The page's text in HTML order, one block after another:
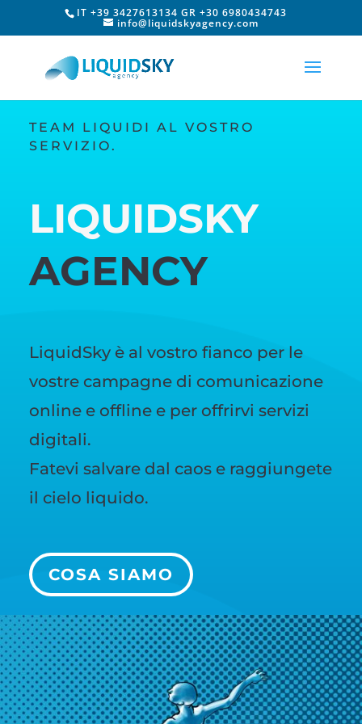
IT +39 3427613134 GR +30 6980434743
info@liquidskyagency.com
TEAM LIQUIDI AL VOSTRO
SERVIZIO.
LIQUIDSKY
AGENCY
LiquidSky è al vostro fianco per le
vostre campagne di comunicazione
online e offline e per offrirvi servizi
digitali.
Fatevi salvare dal caos e raggiungete
il cielo liquido.
COSA SIAMO